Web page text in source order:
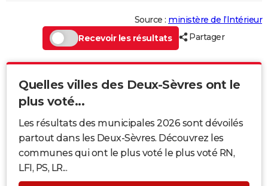
Source : ministère de l’Intérieur
Recevoir les résultats
Partager
Quelles villes des Deux-Sèvres ont le
plus voté...
Les résultats des municipales 2026 sont dévoilés
partout dans les Deux-Sèvres. Découvrez les
communes qui ont le plus voté le plus voté RN,
LFI, PS, LR...